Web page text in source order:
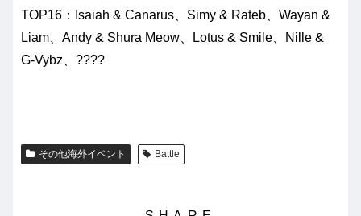
TOP16：Isaiah & Canarus、Simy & Rateb、Wayan &
Liam、Andy & Shura Meow、Lotus & Smile、Nille &
G-Vybz、????
その他海外イベント Battle